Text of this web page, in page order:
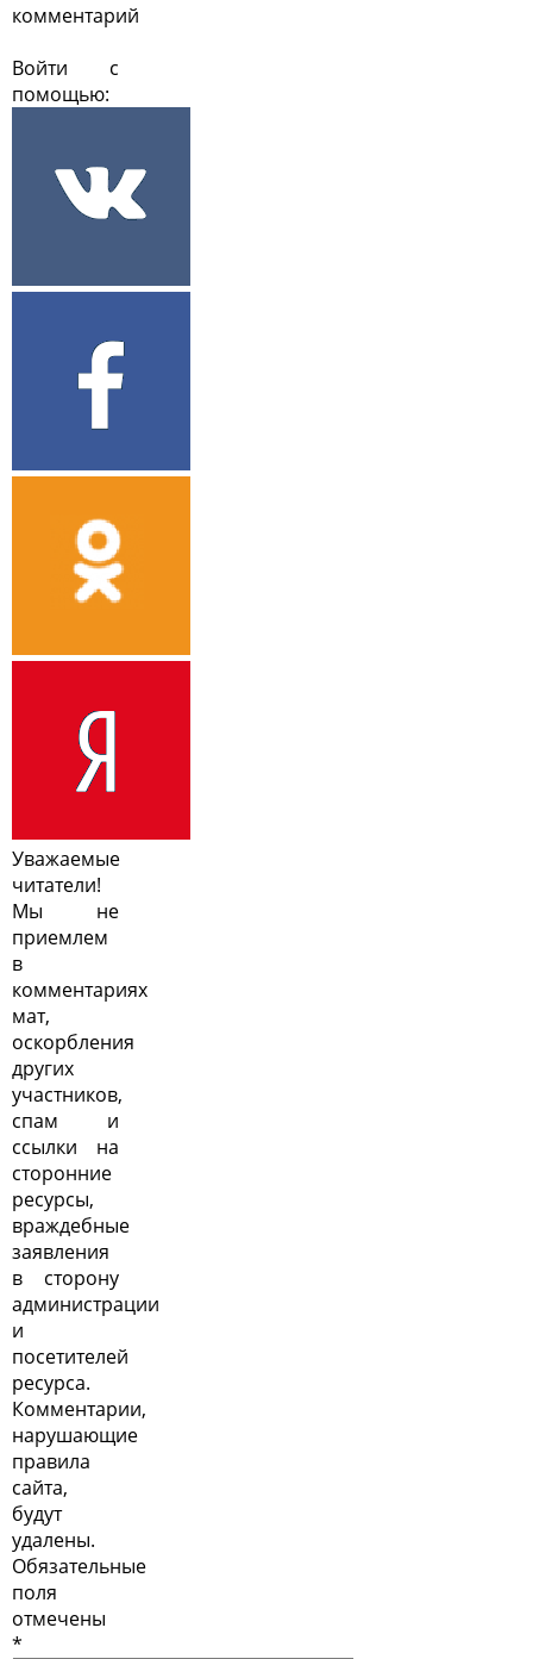
комментарий
Войти с
помощью:
Уважаемые
читатели!
Мы не
приемлем
в
комментариях
мат,
оскорбления
других
участников,
спам и
ссылки на
сторонние
ресурсы,
враждебные
заявления
в сторону
администрации
и
посетителей
ресурса.
Комментарии,
нарушающие
правила
сайта,
будут
удалены.
Обязательные
поля
отмечены
*